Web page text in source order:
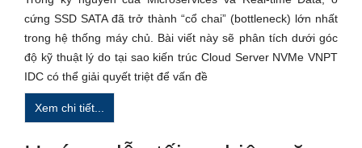
cứng SSD SATA đã trở thành “cổ chai” (bottleneck) lớn nhất
trong hệ thống máy chủ. Bài viết này sẽ phân tích dưới góc
độ kỹ thuật lý do tại sao kiến trúc Cloud Server NVMe VNPT
IDC có thể giải quyết triệt để vấn đề
Xem chi tiết...